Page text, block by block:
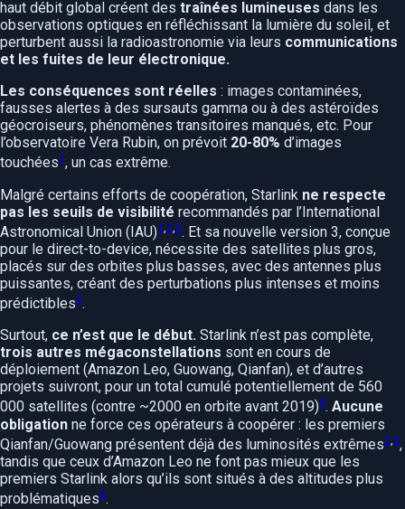
haut débit global créent des traînées lumineuses dans les
observations optiques en réfléchissant la lumière du soleil, et
perturbent aussi la radioastronomie via leurs communications
et les fuites de leur électronique.
Les conséquences sont réelles : images contaminées,
fausses alertes à des sursauts gamma ou à des astéroïdes
géocroiseurs, phénomènes transitoires manqués, etc. Pour
l’observatoire Vera Rubin, on prévoit 20-80% d’images
touchées1, un cas extrême.
Malgré certains efforts de coopération, Starlink ne respecte
pas les seuils de visibilité recommandés par l’International
Astronomical Union (IAU)1 2 3. Et sa nouvelle version 3, conçue
pour le direct-to-device, nécessite des satellites plus gros,
placés sur des orbites plus basses, avec des antennes plus
puissantes, créant des perturbations plus intenses et moins
prédictibles2.
Surtout, ce n’est que le début. Starlink n’est pas complète,
trois autres mégaconstellations sont en cours de
déploiement (Amazon Leo, Guowang, Qianfan), et d’autres
projets suivront, pour un total cumulé potentiellement de 560
000 satellites (contre ~2000 en orbite avant 2019)4. Aucune
obligation ne force ces opérateurs à coopérer : les premiers
Qianfan/Guowang présentent déjà des luminosités extrêmes2 5,
tandis que ceux d’Amazon Leo ne font pas mieux que les
premiers Starlink alors qu’ils sont situés à des altitudes plus
problématiques6.